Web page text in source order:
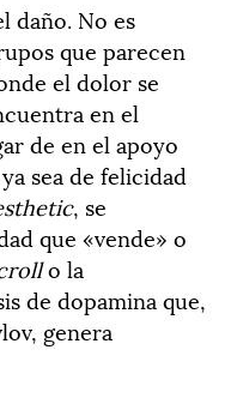
daño. No es
que parecen
el dolor se
en el
de en el apoyo
sea de felicidad
, se
que «vende» o
o la
de dopamina que,
genera